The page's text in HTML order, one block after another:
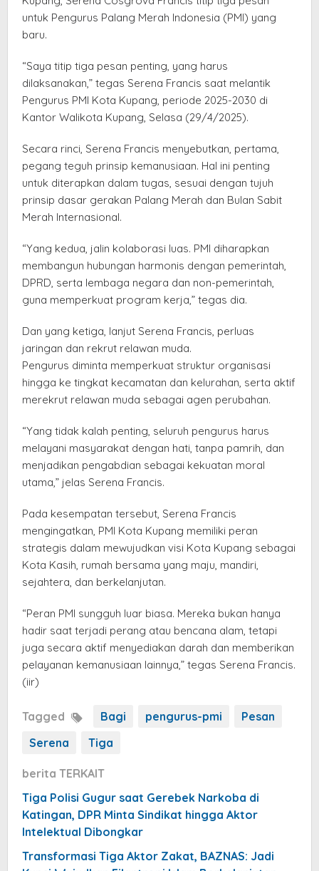
untuk Pengurus Palang Merah Indonesia (PMI) yang
baru.
“Saya titip tiga pesan penting, yang harus
dilaksanakan,” tegas Serena Francis saat melantik
Pengurus PMI Kota Kupang, periode 2025-2030 di
Kantor Walikota Kupang, Selasa (29/4/2025).
Secara rinci, Serena Francis menyebutkan, pertama,
pegang teguh prinsip kemanusiaan. Hal ini penting
untuk diterapkan dalam tugas, sesuai dengan tujuh
prinsip dasar gerakan Palang Merah dan Bulan Sabit
Merah Internasional.
“Yang kedua, jalin kolaborasi luas. PMI diharapkan
membangun hubungan harmonis dengan pemerintah,
DPRD, serta lembaga negara dan non-pemerintah,
guna memperkuat program kerja,” tegas dia.
Dan yang ketiga, lanjut Serena Francis, perluas
jaringan dan rekrut relawan muda.
Pengurus diminta memperkuat struktur organisasi
hingga ke tingkat kecamatan dan kelurahan, serta aktif
merekrut relawan muda sebagai agen perubahan.
“Yang tidak kalah penting, seluruh pengurus harus
melayani masyarakat dengan hati, tanpa pamrih, dan
menjadikan pengabdian sebagai kekuatan moral
utama,” jelas Serena Francis.
Pada kesempatan tersebut, Serena Francis
mengingatkan, PMI Kota Kupang memiliki peran
strategis dalam mewujudkan visi Kota Kupang sebagai
Kota Kasih, rumah bersama yang maju, mandiri,
sejahtera, dan berkelanjutan.
“Peran PMI sungguh luar biasa. Mereka bukan hanya
hadir saat terjadi perang atau bencana alam, tetapi
juga secara aktif menyediakan darah dan memberikan
pelayanan kemanusiaan lainnya,” tegas Serena Francis.
(iir)
Tagged Bagi pengurus-pmi
Pesan
Serena
Tiga
berita TERKAIT
Tiga Polisi Gugur saat Gerebek Narkoba di
Katingan, DPR Minta Sindikat hingga Aktor
Intelektual Dibongkar
Transformasi Tiga Aktor Zakat, BAZNAS: Jadi